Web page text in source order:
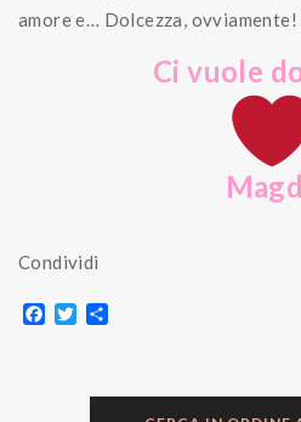
amore e… Dolcezza, ovviamente!
Ci vuole
Condividi
F
T
e